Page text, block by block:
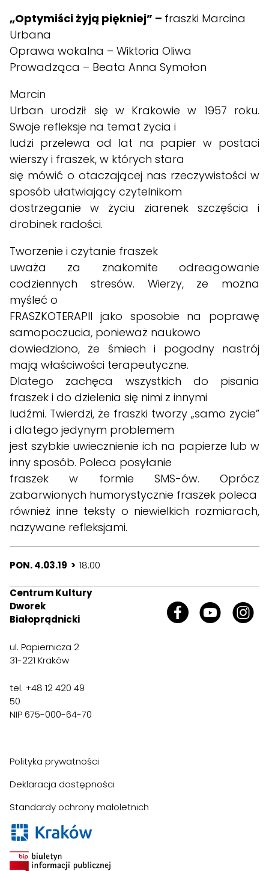
„Optymiści żyją piękniej” – fraszki Marcina
Urbana
Oprawa wokalna – Wiktoria Oliwa
Prowadząca – Beata Anna Symołon
Marcin
Urban urodził się w Krakowie w 1957 roku.
Swoje refleksje na temat życia i
ludzi przelewa od lat na papier w postaci
wierszy i fraszek, w których stara
się mówić o otaczającej nas rzeczywistości w
sposób ułatwiający czytelnikom
dostrzeganie w życiu ziarenek szczęścia i
drobinek radości.
Tworzenie i czytanie fraszek
uważa za znakomite odreagowanie
codziennych stresów. Wierzy, że można
myśleć o
FRASZKOTERAPII jako sposobie na poprawę
samopoczucia, ponieważ naukowo
dowiedziono, że śmiech i pogodny nastrój
mają właściwości terapeutyczne.
Dlatego zachęca wszystkich do pisania
fraszek i do dzielenia się nimi z innymi
ludźmi. Twierdzi, że fraszki tworzy „samo życie”
i dlatego jedynym problemem
jest szybkie uwiecznienie ich na papierze lub w
inny sposób. Poleca posyłanie
fraszek w formie SMS-ów. Oprócz
zabarwionych humorystycznie fraszek poleca
również inne teksty o niewielkich rozmiarach,
nazywane refleksjami.
PON. 4.03.19 > 18:00
Centrum Kultury
Dworek
Białoprądnicki
ul. Papiernicza 2
31-221 Kraków
tel. +48 12 420 49
50
NIP 675-000-64-70
Polityka prywatności
Deklaracja dostępności
Standardy ochrony małoletnich